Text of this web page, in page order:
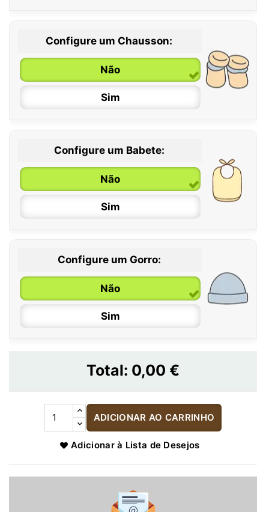
0 / 6 meses
6 / 12 meses
12 / 18 meses
Configure um Chausson:
Não
Sim
Configure um Babete:
Não
Sim
Configure um Gorro:
Não
Sim
Total: 0,00 €
ADICIONAR AO CARRINHO
Adicionar à Lista de Desejos